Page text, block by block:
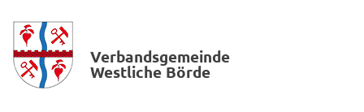
Verbands­gemeinde
Westliche Börde